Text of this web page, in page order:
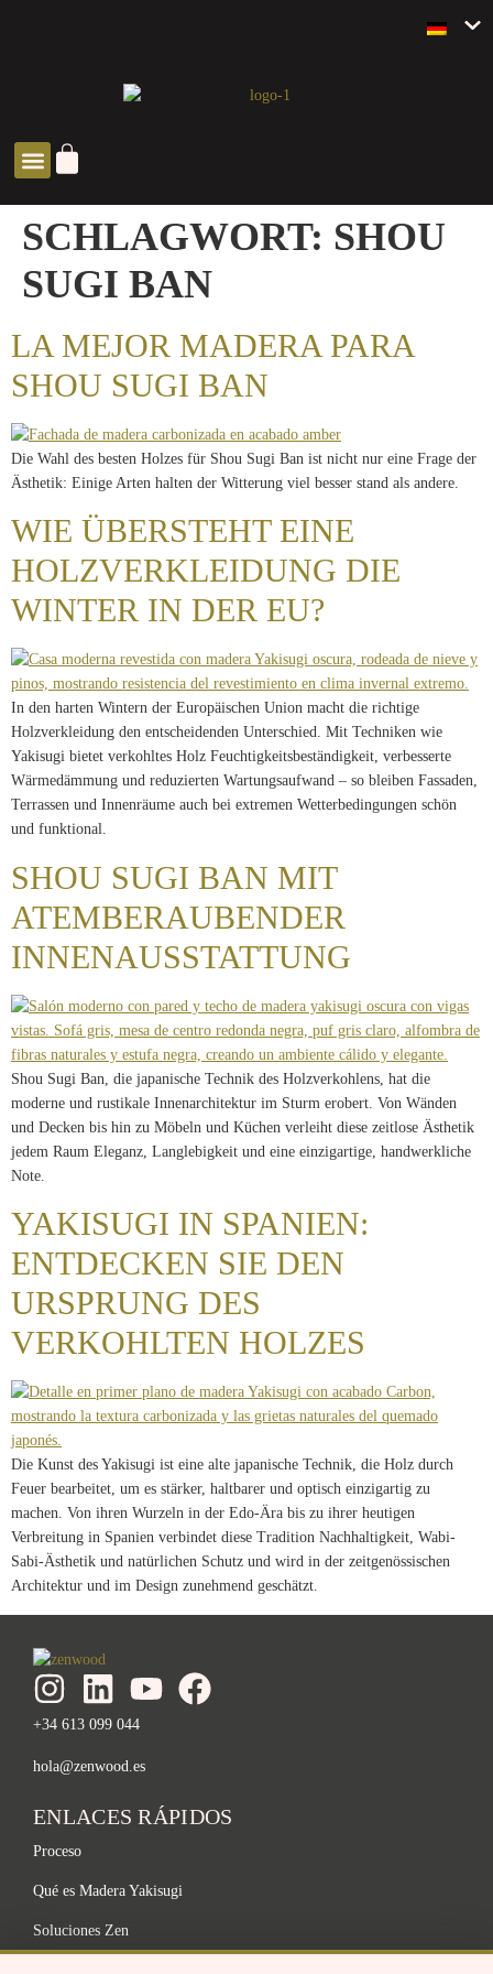
SCHLAGWORT: SHOU
SUGI BAN
LA MEJOR MADERA PARA
SHOU SUGI BAN
Die Wahl des besten Holzes für Shou Sugi Ban ist nicht nur eine Frage der
Ästhetik: Einige Arten halten der Witterung viel besser stand als andere.
WIE ÜBERSTEHT EINE
HOLZVERKLEIDUNG DIE
WINTER IN DER EU?
In den harten Wintern der Europäischen Union macht die richtige
Holzverkleidung den entscheidenden Unterschied. Mit Techniken wie
Yakisugi bietet verkohltes Holz Feuchtigkeitsbeständigkeit, verbesserte
Wärmedämmung und reduzierten Wartungsaufwand – so bleiben Fassaden,
Terrassen und Innenräume auch bei extremen Wetterbedingungen schön
und funktional.
SHOU SUGI BAN MIT
ATEMBERAUBENDER
INNENAUSSTATTUNG
Shou Sugi Ban, die japanische Technik des Holzverkohlens, hat die
moderne und rustikale Innenarchitektur im Sturm erobert. Von Wänden
und Decken bis hin zu Möbeln und Küchen verleiht diese zeitlose Ästhetik
jedem Raum Eleganz, Langlebigkeit und eine einzigartige, handwerkliche
Note.
YAKISUGI IN SPANIEN:
ENTDECKEN SIE DEN
URSPRUNG DES
VERKOHLTEN HOLZES
Die Kunst des Yakisugi ist eine alte japanische Technik, die Holz durch
Feuer bearbeitet, um es stärker, haltbarer und optisch einzigartig zu
machen. Von ihren Wurzeln in der Edo-Ära bis zu ihrer heutigen
Verbreitung in Spanien verbindet diese Tradition Nachhaltigkeit, Wabi-
Sabi-Ästhetik und natürlichen Schutz und wird in der zeitgenössischen
Architektur und im Design zunehmend geschätzt.
+34 613 099 044
hola@zenwood.es
ENLACES RÁPIDOS
Proceso
Qué es Madera Yakisugi
Soluciones Zen